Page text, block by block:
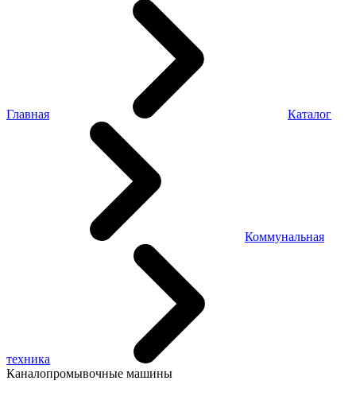
Главная Каталог
Коммунальная
техника
Каналопромывочные машины